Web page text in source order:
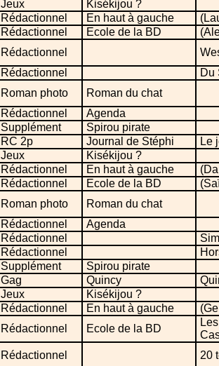
Jeux
Kisékijou ?
Rédactionnel En haut à gauche
Rédactionnel Ecole de la BD
Rédactionnel
Rédactionnel
Du
Roman photo
Roman du chat
Rédactionnel
Agenda
Supplément
Spirou pirate
RC 2p Journal de Stéphi
Le
Jeux
Kisékijou ?
Rédactionnel En haut à gauche
Rédactionnel Ecole de la BD
Roman photo
Roman du chat
Rédactionnel
Agenda
Rédactionnel
Rédactionnel
Supplément
Spirou pirate
Gag Quincy
Jeux
Kisékijou ?
Rédactionnel En haut à gauche
Rédactionnel Ecole de la BD
Rédactionnel 20